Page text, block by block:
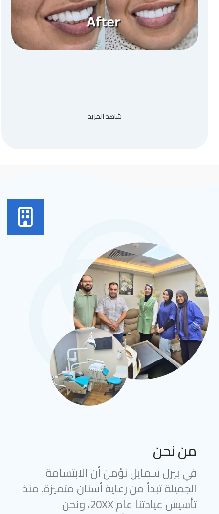
شاهد المزيد
من نحن
في بيرل سمايل نؤمن أن الابتسامة
الجميلة تبدأ من رعاية أسنان متميزة. منذ
تأسيس عيادتنا عام 20XX، ونحن